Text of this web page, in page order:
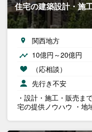
住宅の建築設計・施
関西地方
10億円～20億円
（応相談）
先行き不安
・設計・施工・販売ま
宅の提供ノウハウ ・